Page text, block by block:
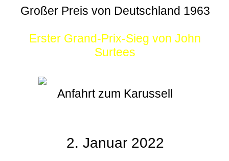
Großer Preis von Deutschland 1963
Erster Grand-Prix-Sieg von John
Surtees
Anfahrt zum Karussell
2. Januar 2022